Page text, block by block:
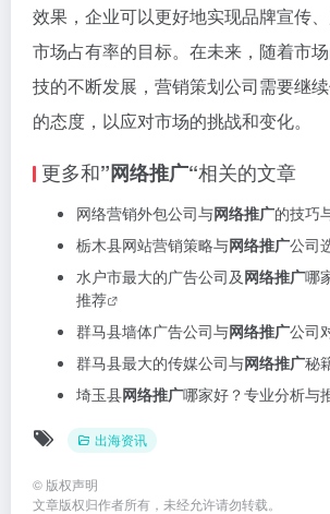
效果，企业可以更好地实现品牌宣传
市场占有率的目标。在未来，随着市
技的不断发展，营销策划公司需要继
的态度，以应对市场的挑战和变化。
更多和”网络推广“相关的文章
网络营销外包公司与网络推广的技巧
栃木县网站营销策略与网络推广公司
水户市最大的广告公司及网络推广哪
推荐
群马县墙体广告公司与网络推广公司
群马县最大的传媒公司与网络推广秘
埼玉县网络推广哪家好？专业分析与
出海资讯
© 版权声明
文章版权归作者所有，未经允许请勿转载。